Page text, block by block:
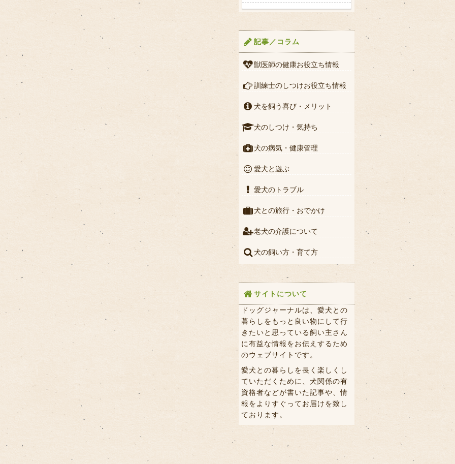
記事／コラム
獣医師の健康お役立ち情報
訓練士のしつけお役立ち情報
犬を飼う喜び・メリット
犬のしつけ・気持ち
犬の病気・健康管理
愛犬と遊ぶ
愛犬のトラブル
犬との旅行・おでかけ
老犬の介護について
犬の飼い方・育て方
サイトについて
ドッグジャーナルは、愛犬との
暮らしをもっと良い物にして行
きたいと思っている飼い主さん
に有益な情報をお伝えするため
のウェブサイトです。
愛犬との暮らしを長く楽しくし
ていただくために、犬関係の有
資格者などが書いた記事や、情
報をよりすぐってお届けを致し
ております。